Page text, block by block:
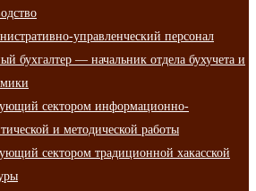
управленческий персонал
бухгалтер — начальник отдела бухучета и
сектором информационно-
и методической работы
сектором традиционной хакасской